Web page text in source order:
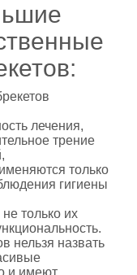
лечения,
трение
только
гигиены
только их
нельзя назвать
и имеют